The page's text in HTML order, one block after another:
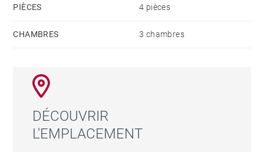
PIÈCES 4 pièces
CHAMBRES 3 chambres
DÉCOUVRIR
L'EMPLACEMENT